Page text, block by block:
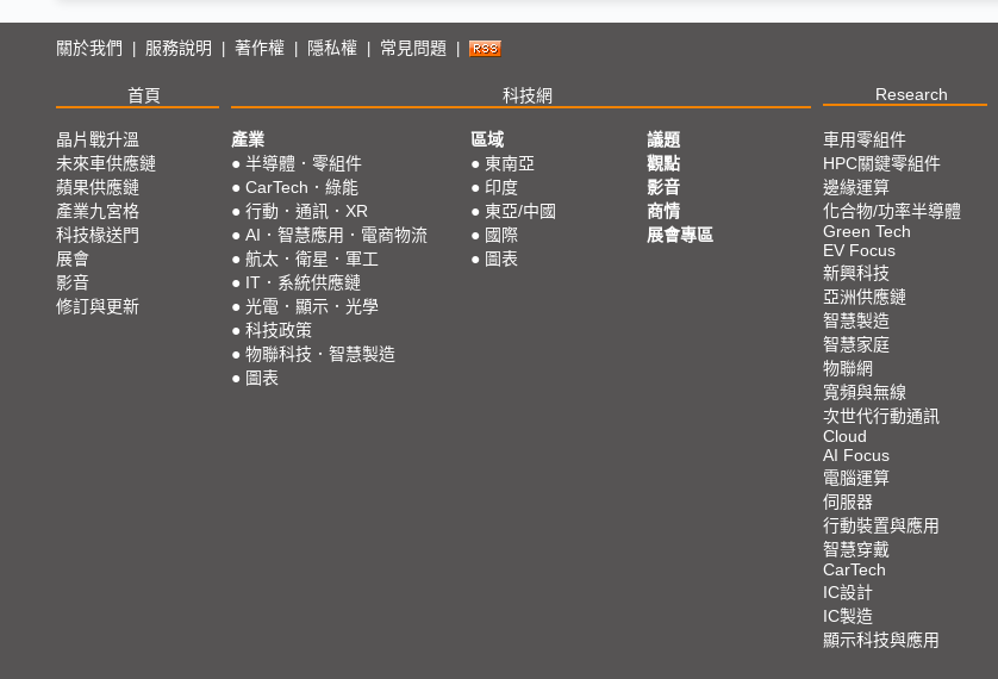
關於我們 服務說明 著作權 隱私權 常見問題
首頁 科技網 Research
晶片戰升溫
未來車供應鏈
蘋果供應鏈
產業九宮格
科技椽送門
展會
影音
修訂與更新
產業
● 半導體．零組件
● CarTech．綠能
● 行動．通訊．XR
● AI．智慧應用．電商物流
● 航太．衛星．軍工
● IT．系統供應鏈
● 光電．顯示．光學
● 科技政策
● 物聯科技．智慧製造
● 圖表
區域
● 東南亞
● 印度
● 東亞/中國
● 國際
● 圖表
議題
觀點
影音
商情
展會專區
車用零組件
HPC關鍵零組件
邊緣運算
化合物/功率半導體
Green Tech
EV Focus
新興科技
亞洲供應鏈
智慧製造
智慧家庭
物聯網
寬頻與無線
次世代行動通訊
Cloud
AI Focus
電腦運算
伺服器
行動裝置與應用
智慧穿戴
CarTech
IC設計
IC製造
顯示科技與應用